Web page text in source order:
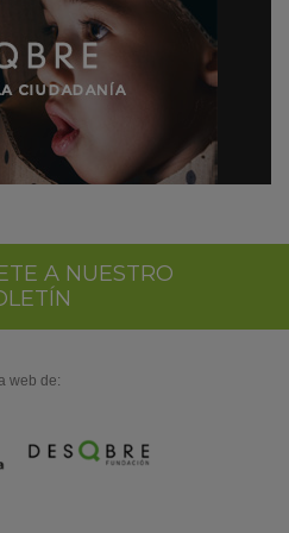
A NUESTRO
web de: